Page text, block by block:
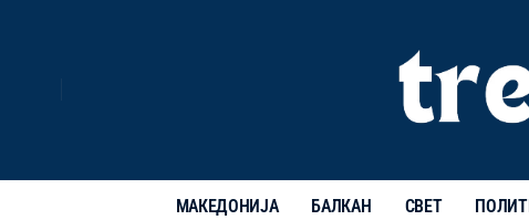
МАКЕДОНИЈА БАЛКАН СВЕТ